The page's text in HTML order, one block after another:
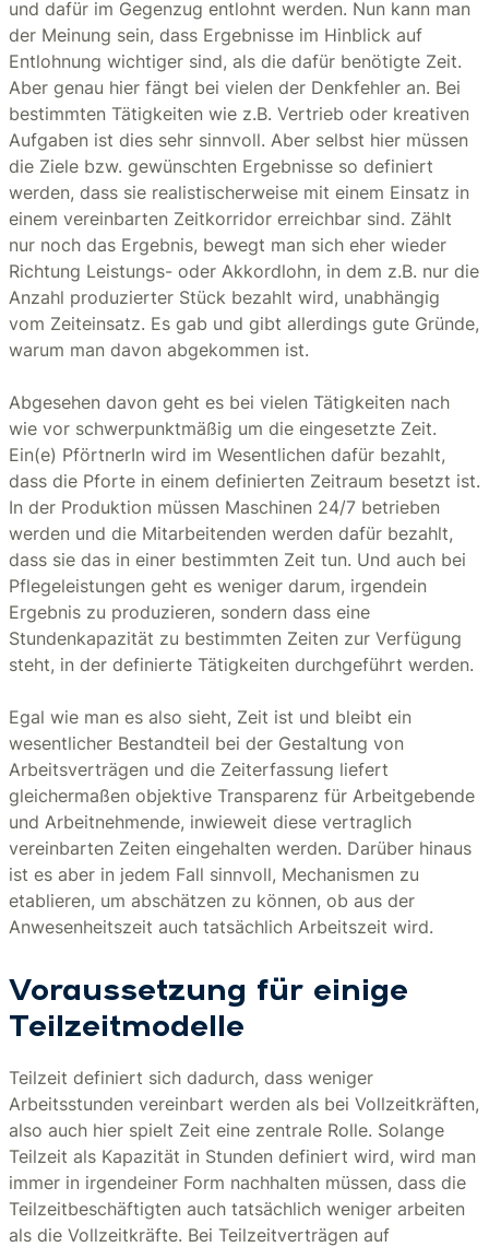
und dafür im Gegenzug entlohnt werden. Nun kann man
der Meinung sein, dass Ergebnisse im Hinblick auf
Entlohnung wichtiger sind, als die dafür benötigte Zeit.
Aber genau hier fängt bei vielen der Denkfehler an. Bei
bestimmten Tätigkeiten wie z.B. Vertrieb oder kreativen
Aufgaben ist dies sehr sinnvoll. Aber selbst hier müssen
die Ziele bzw. gewünschten Ergebnisse so definiert
werden, dass sie realistischerweise mit einem Einsatz in
einem vereinbarten Zeitkorridor erreichbar sind. Zählt
nur noch das Ergebnis, bewegt man sich eher wieder
Richtung Leistungs- oder Akkordlohn, in dem z.B. nur die
Anzahl produzierter Stück bezahlt wird, unabhängig
vom Zeiteinsatz. Es gab und gibt allerdings gute Gründe,
warum man davon abgekommen ist.
Abgesehen davon geht es bei vielen Tätigkeiten nach
wie vor schwerpunktmäßig um die eingesetzte Zeit.
Ein(e) PförtnerIn wird im Wesentlichen dafür bezahlt,
dass die Pforte in einem definierten Zeitraum besetzt ist.
In der Produktion müssen Maschinen 24/7 betrieben
werden und die Mitarbeitenden werden dafür bezahlt,
dass sie das in einer bestimmten Zeit tun. Und auch bei
Pflegeleistungen geht es weniger darum, irgendein
Ergebnis zu produzieren, sondern dass eine
Stundenkapazität zu bestimmten Zeiten zur Verfügung
steht, in der definierte Tätigkeiten durchgeführt werden.
Egal wie man es also sieht, Zeit ist und bleibt ein
wesentlicher Bestandteil bei der Gestaltung von
Arbeitsverträgen und die Zeiterfassung liefert
gleichermaßen objektive Transparenz für Arbeitgebende
und Arbeitnehmende, inwieweit diese vertraglich
vereinbarten Zeiten eingehalten werden. Darüber hinaus
ist es aber in jedem Fall sinnvoll, Mechanismen zu
etablieren, um abschätzen zu können, ob aus der
Anwesenheitszeit auch tatsächlich Arbeitszeit wird.
Voraussetzung für einige
Teilzeitmodelle
Teilzeit definiert sich dadurch, dass weniger
Arbeitsstunden vereinbart werden als bei Vollzeitkräften,
also auch hier spielt Zeit eine zentrale Rolle. Solange
Teilzeit als Kapazität in Stunden definiert wird, wird man
immer in irgendeiner Form nachhalten müssen, dass die
Teilzeitbeschäftigten auch tatsächlich weniger arbeiten
als die Vollzeitkräfte. Bei Teilzeitverträgen auf